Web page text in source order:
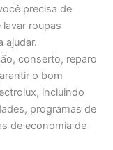
precisa de
roupas
ajudar.
conserto, reparo
o bom
incluindo
programas de
de economia de